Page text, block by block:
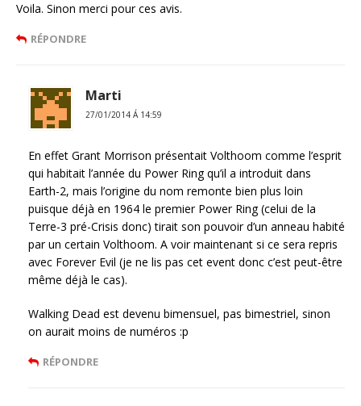
Voila. Sinon merci pour ces avis.
RÉPONDRE
Marti
27/01/2014 Á 14:59
En effet Grant Morrison présentait Volthoom comme l’esprit
qui habitait l’année du Power Ring qu’il a introduit dans
Earth-2, mais l’origine du nom remonte bien plus loin
puisque déjà en 1964 le premier Power Ring (celui de la
Terre-3 pré-Crisis donc) tirait son pouvoir d’un anneau habité
par un certain Volthoom. A voir maintenant si ce sera repris
avec Forever Evil (je ne lis pas cet event donc c’est peut-être
même déjà le cas).
Walking Dead est devenu bimensuel, pas bimestriel, sinon
on aurait moins de numéros :p
RÉPONDRE